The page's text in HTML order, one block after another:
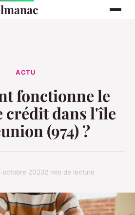
ACTU
fonctionne le
crédit dans l'île
(974) ?
octobre 20232 min de lecture